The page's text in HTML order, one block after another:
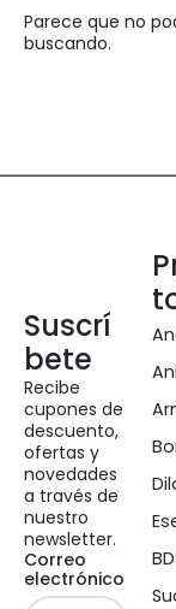
Reiniciar filtros
Parece que no
buscando.
Suscrí
bete
Recibe
cupones de
descuento,
ofertas y
novedades
a través de
nuestro
newsletter.
Correo
electrónico